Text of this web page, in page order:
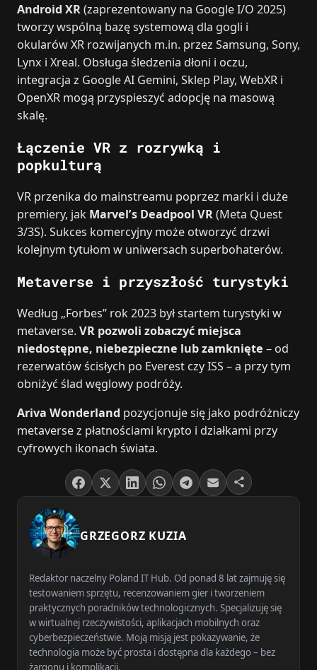
Android XR(zaprezentowany na Google I/O 2025)
tworzy wspólną bazę systemową dla gogli i
okularów XR rozwijanych m.in. przez Samsung, Sony,
Lynx i Xreal. Obsługa śledzenia dłoni i oczu,
integracja z Google AI Gemini, Sklep Play, WebXR i
OpenXR mogą przyspieszyć adopcję na masową
skalę.
Łączenie VR z rozrywką i
popkulturą
VR przenika do mainstreamu poprzez marki i duże
premiery, jak Marvel’s Deadpool VR(Meta Quest
3/3S). Sukces komercyjny może otworzyć drzwi
kolejnym tytułom w uniwersach superbohaterów.
Metaverse i przyszłość turystyki
Według „Forbes” rok 2023 był startem turystyki w
metaverse. VR pozwoli zobaczyć miejsca
niedostępne, niebezpieczne lub zamknięte – od
rezerwatów ścisłych po Everest czy ISS – a przy tym
obniżyć ślad węglowy podróży.
Ariva Wonderland pozycjonuje się jako podróżniczy
metaverse z płatnościami krypto i działkami przy
cyfrowych ikonach świata.
GRZEGORZ KUZIA
Redaktor naczelny Poland IT Hub. Od ponad 8 lat zajmuję się
testowaniem sprzętu, recenzowaniem gier i tworzeniem
praktycznych poradników technologicznych. Specjalizuję się
w wirtualnej rzeczywistości, aplikacjach mobilnych oraz
cyberbezpieczeństwie. Moją misją jest pokazywanie, że
technologia może być prosta i dostępna dla każdego – bez
żargonu i komplikacji.